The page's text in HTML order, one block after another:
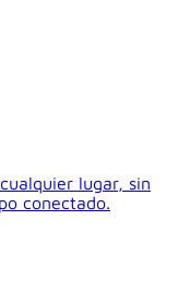
lugar, sin
conectado.